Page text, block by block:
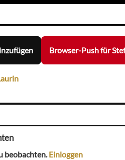
Browser-Push für
beobachten.Einloggen